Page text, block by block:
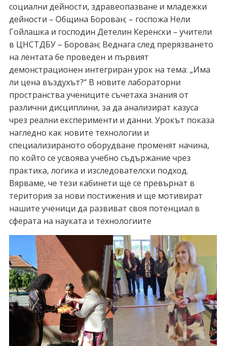
социални дейности, здравеопазване и младежки
дейности – Община Борован; – госпожа Нели
Гойлашка и господин Детелин Керенски – учители
в ЦНСТДБУ – Борован; Веднага след прерязването
на лентата бе проведен и първият
демонстрационен интегриран урок на тема: „Има
ли цена въздухът?“ В новите лабораторни
пространства учениците съчетаха знания от
различни дисциплини, за да анализират казуса
чрез реални експерименти и данни. Урокът показа
нагледно как новите технологии и
специализираното оборудване променят начина,
по който се усвоява учебно съдържание чрез
практика, логика и изследователски подход.
Вярваме, че тези кабинети ще се превърнат в
територия за нови постижения и ще мотивират
нашите ученици да развиват своя потенциал в
сферата на науката и технологиите